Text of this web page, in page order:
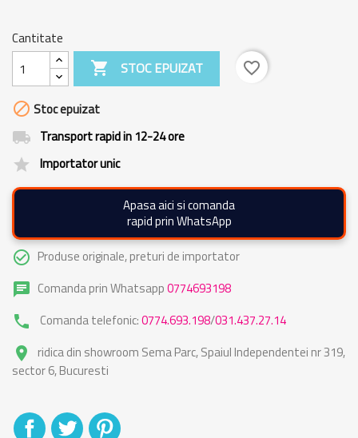
Cantitate
 STOC EPUIZAT favorite_border
 Stoc epuizat
local_shipping Transport rapid in 12-24 ore
grade Importator unic
Apasa aici si comanda
rapid prin WhatsApp
check_circle_outline Produse originale, preturi de importator
chat Comanda prin Whatsapp0774693198
phone Comanda telefonic:0774.693.198/031.437.27.14
place
ridica din showroom Sema Parc, Spaiul Independentei nr 319,
sector 6, Bucuresti
DistribuitiTweet